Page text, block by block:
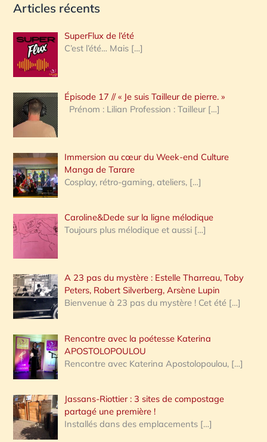
c
e
r
c
h
e
:
Articles récents
SuperFlux de l’été
C’est l’été… Mais […]
Épisode 17 // « Je suis Tailleur de pierre. »
Prénom : Lilian Profession : Tailleur […]
Immersion au cœur du Week-end Culture
Manga de Tarare
Cosplay, rétro-gaming, ateliers, […]
Caroline&Dede sur la ligne mélodique
Toujours plus mélodique et aussi […]
A 23 pas du mystère : Estelle Tharreau, Toby
Peters, Robert Silverberg, Arsène Lupin
Bienvenue à 23 pas du mystère ! Cet été […]
Rencontre avec la poétesse Katerina
APOSTOLOPOULOU
Rencontre avec Katerina Apostolopoulou, […]
Jassans-Riottier : 3 sites de compostage
partagé une première !
Installés dans des emplacements […]